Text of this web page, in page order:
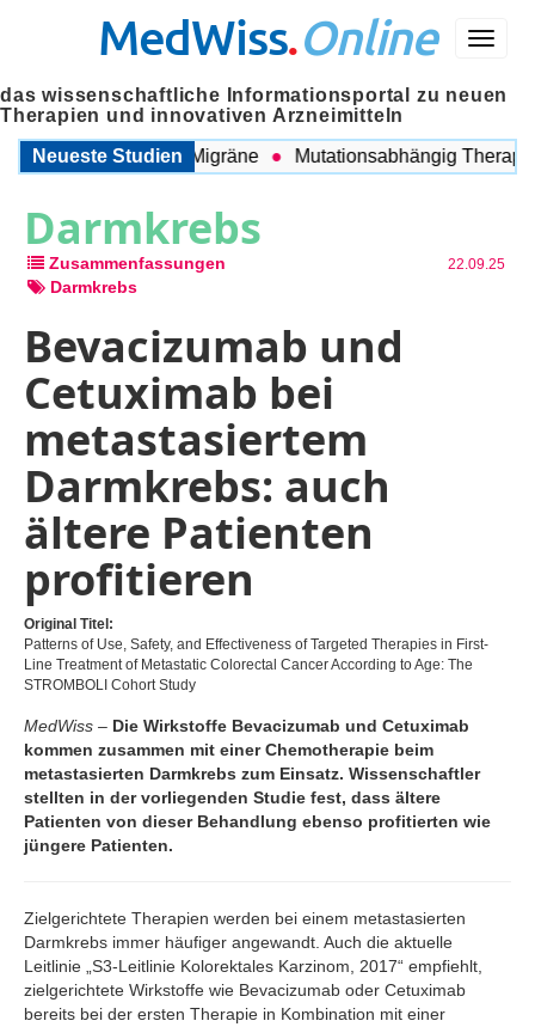
Menü
MedWiss.Online
das wissenschaftliche Informationsportal zu neuen
Therapien und innovativen Arzneimitteln
Neueste Studien
COPD und Migräne Mutationsabhängig Therapie
Darmkrebs
Zusammenfassungen 22.09.25
Darmkrebs
Bevacizumab und
Cetuximab bei
metastasiertem
Darmkrebs: auch
ältere Patienten
profitieren
Original Titel:
Patterns of Use, Safety, and Effectiveness of Targeted Therapies in First-
Line Treatment of Metastatic Colorectal Cancer According to Age: The
STROMBOLI Cohort Study
MedWiss – Die Wirkstoffe Bevacizumab und Cetuximab
kommen zusammen mit einer Chemotherapie beim
metastasierten Darmkrebs zum Einsatz. Wissenschaftler
stellten in der vorliegenden Studie fest, dass ältere
Patienten von dieser Behandlung ebenso profitierten wie
jüngere Patienten.
Zielgerichtete Therapien werden bei einem metastasierten
Darmkrebs immer häufiger angewandt. Auch die aktuelle
Leitlinie „S3-Leitlinie Kolorektales Karzinom, 2017“ empfiehlt,
zielgerichtete Wirkstoffe wie Bevacizumab oder Cetuximab
bereits bei der ersten Therapie in Kombination mit einer